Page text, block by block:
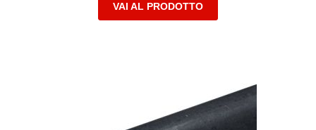
VAI AL PRODOTTO